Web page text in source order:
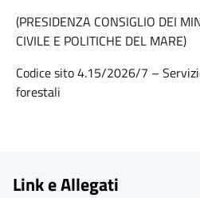
(PRESIDENZA CONSIGLIO DEI
CIVILE E POLITICHE DEL MARE)
Codice sito 4.15/2026/7 –
forestali
Link e Allegati